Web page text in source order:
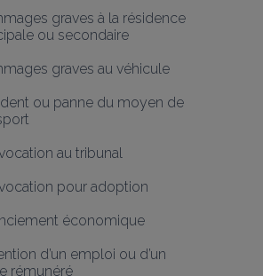
graves à la résidence
ou secondaire
graves au véhicule
ou panne du moyen de
au tribunal
pour adoption
économique
d’un emploi ou d’un
rémunéré